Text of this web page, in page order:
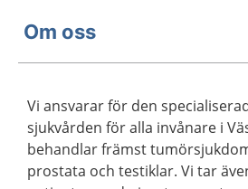
Om oss
Vi ansvarar för den
sjukvården för alla invånare i
behandlar främst
prostata och testiklar. Vi tar